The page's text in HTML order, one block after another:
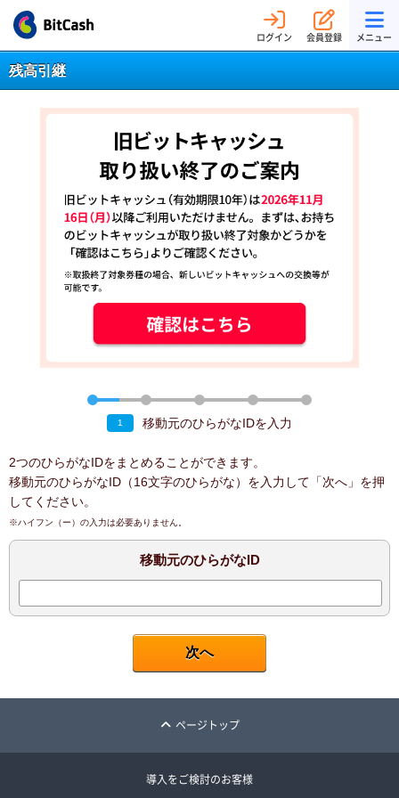
ログイン 会員登録 メニュー
残高引継
1 移動元のひらがなIDを入力
2つのひらがなIDをまとめることができます。
移動元のひらがなID（16文字のひらがな）を入力して「次へ」を押
してください。
※ハイフン（ー）の入力は必要ありません。
移動元のひらがなID
ページトップ
導入をご検討のお客様